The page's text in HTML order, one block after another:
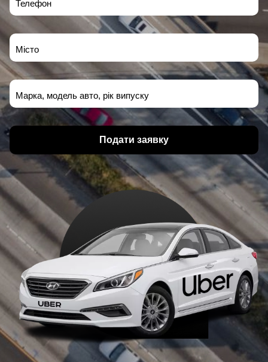
Телефон
Місто
Марка, модель авто, рік випуску
Подати заявку